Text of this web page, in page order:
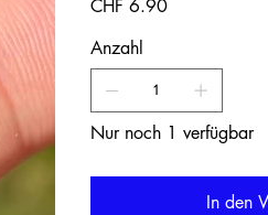
CHF 6.90
Anzahl
Nur noch 1 verfügbar
In den